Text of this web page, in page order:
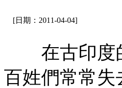
[日期：2011-04-04]
在古印度的
百姓們常常